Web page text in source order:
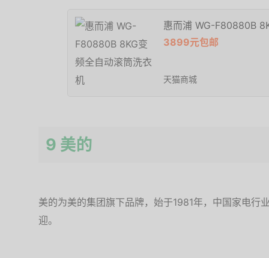
惠而浦 WG-F80880B
3899元包邮
天猫商城
9 美的
美的为美的集团旗下品牌，始于1981年，中国家电行
迎。